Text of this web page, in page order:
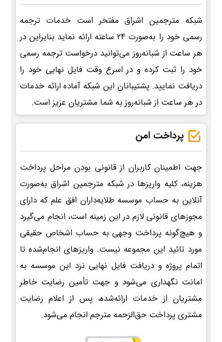
شبکه مترجمین اشراق مفتخر است خدمات ترجمه
رسمی خود را به‌صورت 24 ساعته ارائه نماید بنابراین در
هر ساعت از شبانه‌روز می‌توانید درخواست ترجمه رسمی
خود را ثبت کرده و در اسرع وقت فایل نهایی خود را
دریافت نمایید. پشتیبانان این شبکه آماده ارائه خدمات
در هر ساعت از شبانه‌روز به شما مشتریان عزیز است.
پرداخت امن
جهت اطمینان کاربران از قانونی بودن مراحل پرداخت
هزینه، کلیه واریزها در شبکه مترجمین اشراق به‌صورت
آنلاین به حساب موسسه طلایه‌داران افق علم که دارای
مجوزهای قانونی لازم در این زمینه است، انجام می‌گیرد
و هیچ‌گونه پرداخت وجهی به حساب اشخاص حقیقی
مورد تائید این مجموعه نیست. واریزهای انجام‌شده تا
اتمام پروژه و دریافت فایل نهایی نزد این موسسه به
امانت نگهداری می‌شود و جهت تأمین رضایت خاطر
مشتریان از خدمات ارائه‌شده، پس از اعلام رضایت
مشتری پرداخت حق‌الزحمه مترجم انجام می‌شود.